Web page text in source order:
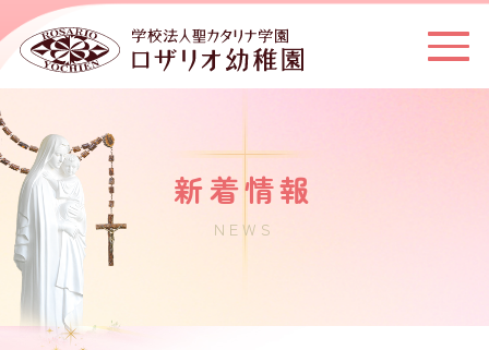
新着情報
NEWS